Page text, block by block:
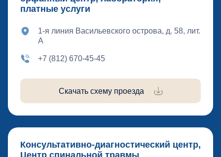
платные услуги
1-я линия Васильевского острова, д. 58, лит.
А
+7 (812) 670-45-45
Скачать схему проезда
Консультативно-диагностический центр,
Центр спинальной травмы